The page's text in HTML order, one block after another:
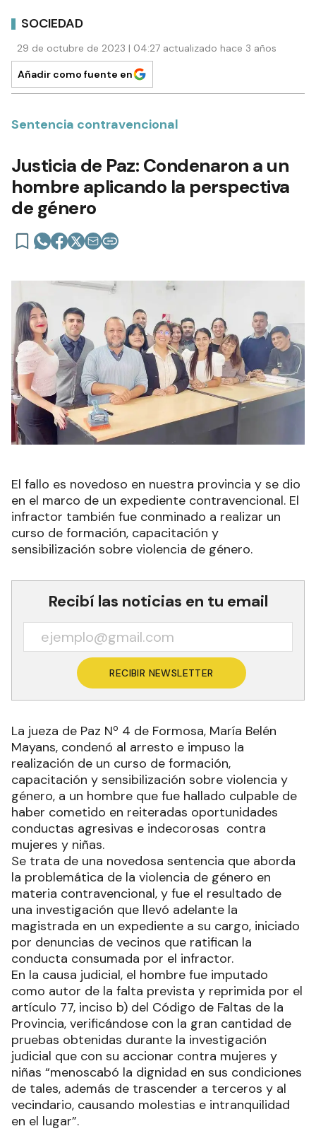
SOCIEDAD
29 de octubre de 2023 | 04:27 actualizado hace 3 años
Añadir como fuente en
Sentencia contravencional
Justicia de Paz: Condenaron a un
hombre aplicando la perspectiva
de género
El fallo es novedoso en nuestra provincia y se dio
en el marco de un expediente contravencional. El
infractor también fue conminado a realizar un
curso de formación, capacitación y
sensibilización sobre violencia de género.
Recibí las noticias en tu email
RECIBIR NEWSLETTER
La jueza de Paz Nº 4 de Formosa, María Belén
Mayans, condenó al arresto e impuso la
realización de un curso de formación,
capacitación y sensibilización sobre violencia y
género, a un hombre que fue hallado culpable de
haber cometido en reiteradas oportunidades
conductas agresivas e indecorosas contra
mujeres y niñas.
Se trata de una novedosa sentencia que aborda
la problemática de la violencia de género en
materia contravencional, y fue el resultado de
una investigación que llevó adelante la
magistrada en un expediente a su cargo, iniciado
por denuncias de vecinos que ratifican la
conducta consumada por el infractor.
En la causa judicial, el hombre fue imputado
como autor de la falta prevista y reprimida por el
artículo 77, inciso b) del Código de Faltas de la
Provincia, verificándose con la gran cantidad de
pruebas obtenidas durante la investigación
judicial que con su accionar contra mujeres y
niñas “menoscabó la dignidad en sus condiciones
de tales, además de trascender a terceros y al
vecindario, causando molestias e intranquilidad
en el lugar”.